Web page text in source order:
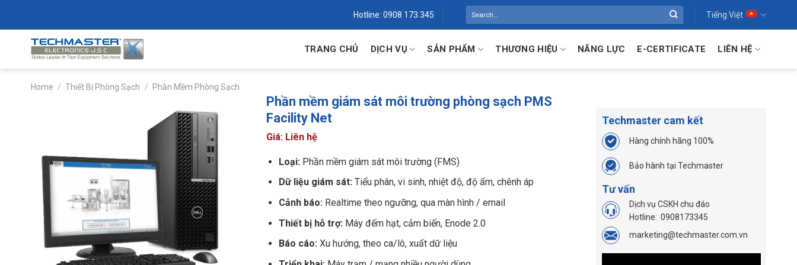
Hotline: 0908 173 345 Tiếng Việt
TRANG CHỦ DỊCH VỤ SẢN PHẨM THƯƠNG HIỆU NĂNG LỰC E-CERTIFICATE LIÊN HỆ
Home / Thiết Bị Phòng Sạch / Phần Mềm Phòng Sạch
Phần mềm giám sát môi trường phòng sạch PMS
Facility Net
Giá: Liên hệ
Loại: Phần mềm giám sát môi trường (FMS)
Dữ liệu giám sát:Tiểu phân, vi sinh, nhiệt độ, độ ẩm, chênh áp
Cảnh báo:Realtime theo ngưỡng, qua màn hình / email
Thiết bị hỗ trợ: Máy đếm hạt, cảm biến, Enode 2.0
Báo cáo:Xu hướng, theo ca/lô, xuất dữ liệu
Techmaster cam kết
Hàng chính hãng 100%
Bảo hành tại Techmaster
Tư vấn
Dịch vụ CSKH chu đáo
Hotline: 0908173345
marketing@techmaster.com.vn